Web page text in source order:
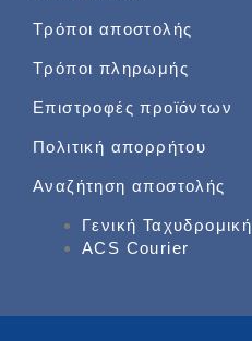
Τρόποι αποστολής
Τρόποι πληρωμής
Επιστροφές προϊόντων
Πολιτική απορρήτου
Αναζήτηση αποστολής
Γενική Ταχυδρομική
ACS Courier